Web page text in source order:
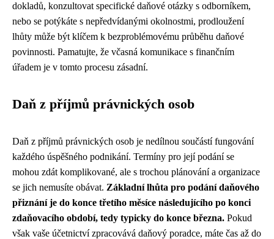
dokladů, konzultovat specifické daňové otázky s odborníkem,
nebo se potýkáte s nepředvídanými okolnostmi, prodloužení
lhůty může být klíčem k bezproblémovému průběhu daňové
povinnosti. Pamatujte, že včasná komunikace s finančním
úřadem je v tomto procesu zásadní.
Daň z příjmů právnických osob
Daň z příjmů právnických osob je nedílnou součástí fungování
každého úspěšného podnikání. Termíny pro její podání se
mohou zdát komplikované, ale s trochou plánování a organizace
se jich nemusíte obávat. Základní lhůta pro podání daňového
přiznání je do konce třetího měsíce následujícího po konci
zdaňovacího období, tedy typicky do konce března. Pokud
však vaše účetnictví zpracovává daňový poradce, máte čas až do